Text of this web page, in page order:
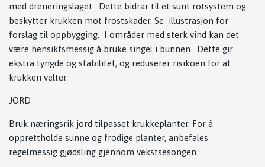
med dreneringslaget. Dette bidrar til et sunt rotsystem og
beskytter krukken mot frostskader. Se illustrasjon for
forslag til oppbygging. I områder med sterk vind kan det
være hensiktsmessig å bruke singel i bunnen. Dette gir
ekstra tyngde og stabilitet, og reduserer risikoen for at
krukken velter.
JORD
Bruk næringsrik jord tilpasset krukkeplanter. For å
opprettholde sunne og frodige planter, anbefales
regelmessig gjødsling gjennom vekstsesongen.